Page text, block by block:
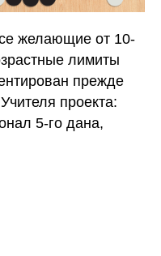
желающие от 10-
лимиты
прежде
проекта:
5-го дана,